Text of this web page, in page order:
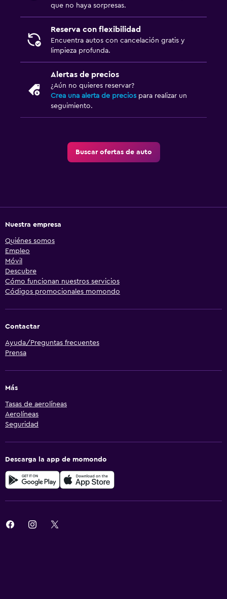
que no haya sorpresas.
Reserva con flexibilidad
Encuentra autos con cancelación gratis y
limpieza profunda.
Alertas de precios
¿Aún no quieres reservar?
Crea una alerta de precios para realizar un
seguimiento.
Buscar ofertas de auto
Nuestra empresa
Quiénes somos
Empleo
Móvil
Descubre
Cómo funcionan nuestros servicios
Códigos promocionales momondo
Contactar
Ayuda/Preguntas frecuentes
Prensa
Más
Tasas de aerolíneas
Aerolíneas
Seguridad
Descarga la app de momondo